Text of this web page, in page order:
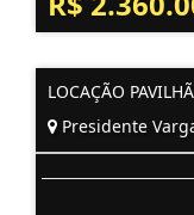
LOCAÇÃO
Presidente